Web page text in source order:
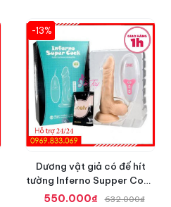
-13%
Dương vật giả có đế hít
tường Inferno Supper Cock
rung coay 7 chế độ
550.000₫ 632.000₫